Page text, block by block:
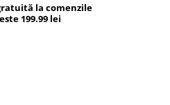
la comenzile
199.99 lei